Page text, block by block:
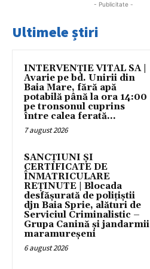
- Publicitate -
Ultimele știri
INTERVENȚIE VITAL SA |
Avarie pe bd. Unirii din
Baia Mare, fără apă
potabilă până la ora 14:00
pe tronsonul cuprins
între calea ferată...
7 august 2026
SANCȚIUNI ȘI
CERTIFICATE DE
ÎNMATRICULARE
REȚINUTE | Blocada
desfășurată de polițiștii
djn Baia Sprie, alături de
Serviciul Criminalistic –
Grupa Canină și jandarmii
maramureșeni
6 august 2026